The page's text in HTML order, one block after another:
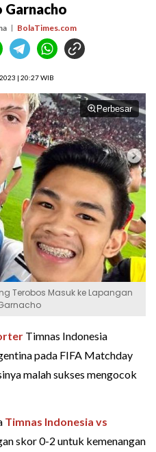
BolaTimes.com
| 20:27 WIB
Perbesar
Terobos Masuk ke Lapangan
Timnas Indonesia
pada FIFA Matchday
malah sukses mengocok
Timnas Indonesia vs
skor 0-2 untuk kemenangan